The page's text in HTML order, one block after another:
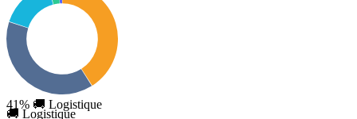
41% 🚚 Logistique
🚚 Logistique